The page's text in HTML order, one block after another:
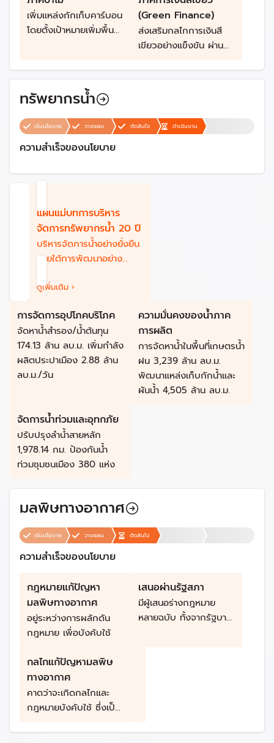
สังคม ในทุกระดับ 5)
เสริมสร้างการมีส่วนร่วม
ของทุกภาคส่วนในการ
สาธารณภัย
ผลิตพลังงานโดยใช้เชื้อ
เพลิงถ่านหิน ภายในปี
พลังงานได้ร้อยละ 15
ประสิทธิภาพ เพิ่มผลผลิต
มุ่งเน้นการขับเคลื่อน
นโยบายเศรษฐกิจ BCG
องค์รวม โดยไม่ทิ้งใครไว้
หลายทางชีวภาพ
วิทยาศาสตร์ เทคโนโลยี
ประสิทธิภาพของ
เพิ่มแหล่งกักเก็บคาร์บอน
โดยตั้งเป้าหมายเพิ่มพื้นที่
ของพื้นที่ทั้งหมดภายในปี
ค.ศ. 2037 ซึ่งจะช่วยเพิ่ม
การดูดกลับก๊าซเรือน
กระจกได้ถึง 120 ล้านตัน
ต่อปี
(Green Finance)
ส่งเสริมกลไกการเงินสี
เขียวอย่างแข็งขัน ผ่าน
ความยั่งยืน
ทรัพยากรน้ำ
เริ่มนโยบาย วางแผน ตัดสินใจ ดำเนินงาน
ความสำเร็จของนโยบาย
แผนแม่บทการบริหาร
จัดการทรัพยากรน้ำ 20 ปี
บริหารจัดการน้ำอย่างยั่งยืน
ภายใต้การพัฒนาอย่าง
ของทุกภาคส่วน
ดูเพิ่มเติม ›
การจัดการอุปโภคบริโภค
จัดหาน้ำสำรอง/น้ำต้นทุน
174.13 ล้าน ลบ.ม. เพิ่มกำลัง
ผลิตประปาเมือง 2.88 ล้าน
ลบ.ม./วัน
ความมั่นคงของน้ำภาค
การผลิต
การจัดหาน้ำในพื้นที่เกษตรน้ำ
ฝน 3,239 ล้าน ลบ.ม.
พัฒนาแหล่งเก็บกักน้ำและ
ผันน้ำ 4,505 ล้าน ลบ.ม.
จัดการน้ำท่วมและอุทกภัย
ปรับปรุงลำน้ำสายหลัก
1,978.14 กม. ป้องกันน้ำ
ท่วมชุมชนเมือง 380 แห่ง
มลพิษทางอากาศ
เริ่มนโยบาย วางแผน ตัดสินใจ
ความสำเร็จของนโยบาย
กฎหมายแก้ปัญหา
มลพิษทางอากาศ
อยู่ระหว่างการผลักดัน
กฎหมาย เพื่อบังคับใช้
เสนอผ่านรัฐสภา
มีผู้เสนอร่างกฎหมาย
หลายฉบับ ทั้งจากรัฐบาล
กลไกแก้ปัญหามลพิษ
ทางอากาศ
คาดว่าจะเกิดกลไกและ
กฎหมายบังคับใช้ ซึ่งเป็น
วิจารณ์มาหลายรัฐบาล